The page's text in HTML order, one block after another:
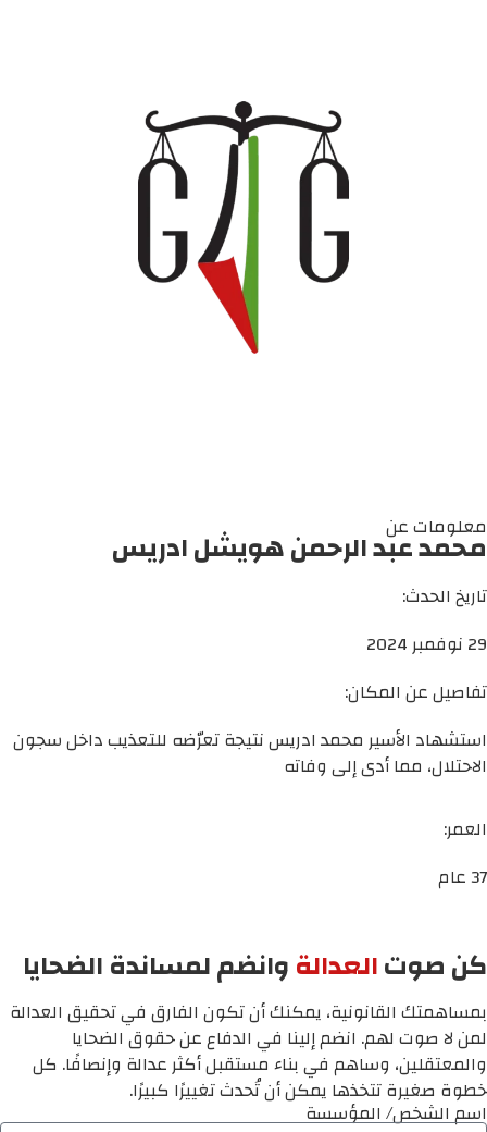
معلومات عن
محمد عبد الرحمن هويشل ادريس
تاريخ الحدث:
29 نوفمبر 2024
تفاصيل عن المكان:
استشهاد الأسير محمد ادريس نتيجة تعرّضه للتعذيب داخل سجون
الاحتلال، مما أدى إلى وفاته
العمر:
37 عام
كن صوتالعدالةوانضم لمساندة الضحايا
بمساهمتك القانونية، يمكنك أن تكون الفارق في تحقيق العدالة
لمن لا صوت لهم. انضم إلينا في الدفاع عن حقوق الضحايا
والمعتقلين، وساهم في بناء مستقبل أكثر عدالة وإنصافًا. كل
خطوة صغيرة تتخذها يمكن أن تُحدث تغييرًا كبيرًا.
اسم الشخص/ المؤسسة